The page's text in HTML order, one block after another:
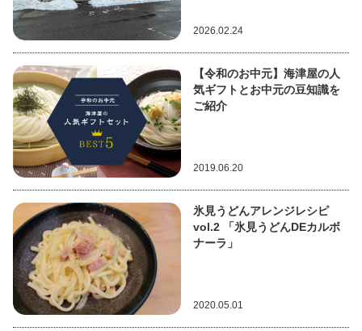
2026.02.24
【令和のお中元】海津屋の人
気ギフトとお中元の豆知識を
ご紹介
2019.06.20
氷見うどんアレンジレシピ
vol.2 「氷見うどんDEカルボ
ナーラ」
2020.05.01